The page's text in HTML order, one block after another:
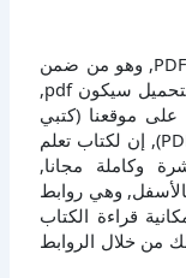
تحميل كتاب تعلم البارتشن ماجيك بصيغة PDF, وهو من ضمن
تصنيف كمبيوتر وانترنت, نوع الملف عند التحميل سيكون pdf,
على موقعنا (كتبي
PDF), حاول أن لاتنسى هذا الإسم (كتبي PDF), إن لكتاب تعلم
وكاملة مجانا,
وهي روابط
إمكانية قراءة الكتاب
من خلال الروابط